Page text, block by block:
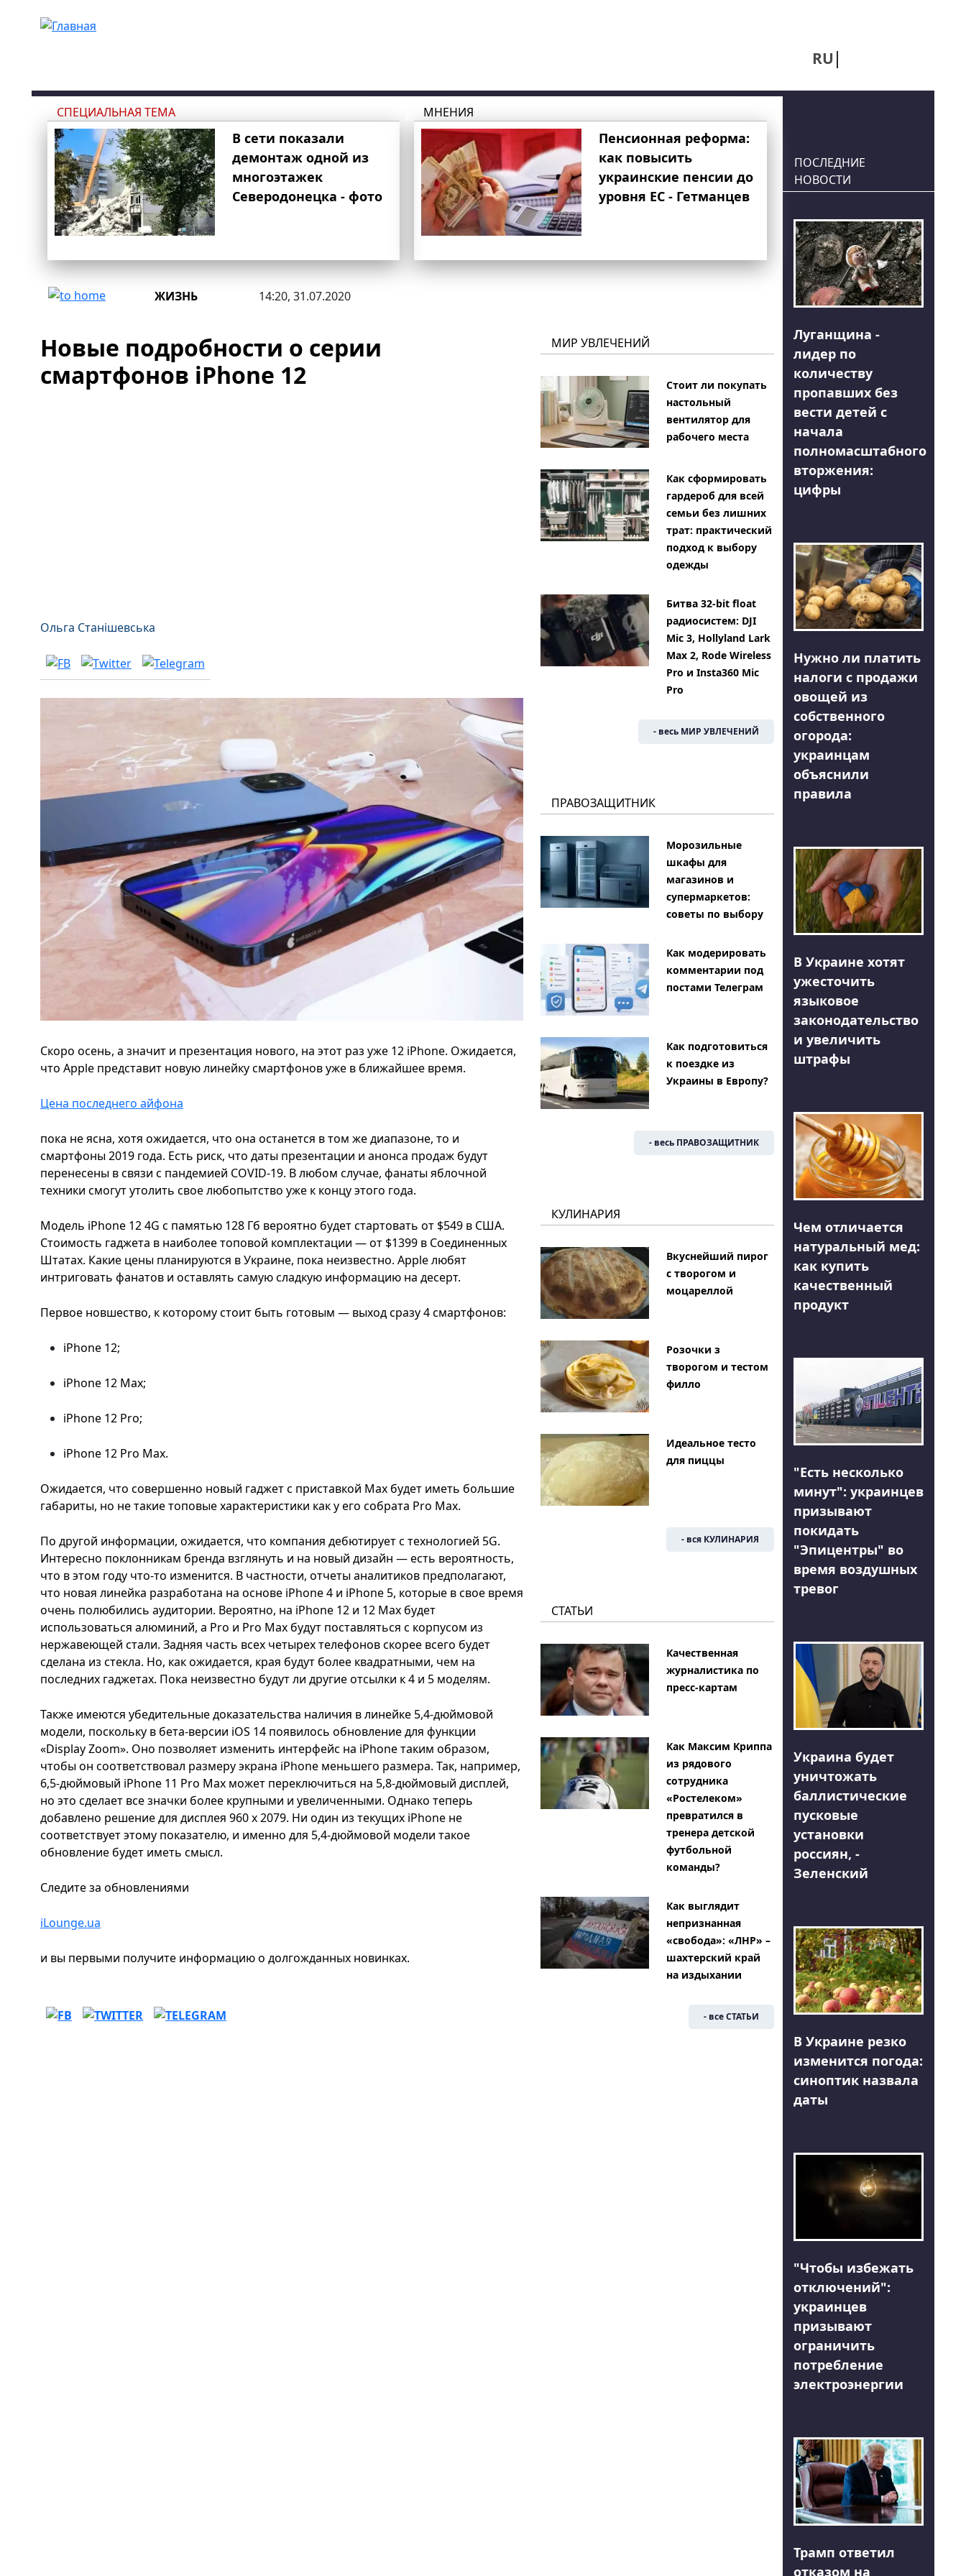
RU
СПЕЦИАЛЬНАЯ ТЕМА
В сети показали
демонтаж одной из
многоэтажек
Северодонецка - фото
МНЕНИЯ
Пенсионная реформа:
как повысить
украинские пенсии до
уровня ЕС - Гетманцев
ЖИЗНЬ 14:20, 31.07.2020
Новые подробности о серии
смартфонов iPhone 12
Ольга Станішевська
Скоро осень, а значит и презентация нового, на этот раз уже 12 iPhone. Ожидается,
что Apple представит новую линейку смартфонов уже в ближайшее время.
Цена последнего айфона
пока не ясна, хотя ожидается, что она останется в том же диапазоне, то и
смартфоны 2019 года. Есть риск, что даты презентации и анонса продаж будут
перенесены в связи с пандемией COVID-19. В любом случае, фанаты яблочной
техники смогут утолить свое любопытство уже к концу этого года.
Модель iPhone 12 4G с памятью 128 Гб вероятно будет стартовать от $549 в США.
Стоимость гаджета в наиболее топовой комплектации — от $1399 в Соединенных
Штатах. Какие цены планируются в Украине, пока неизвестно. Apple любят
интриговать фанатов и оставлять самую сладкую информацию на десерт.
Первое новшество, к которому стоит быть готовым — выход сразу 4 смартфонов:
iPhone 12;
iPhone 12 Max;
iPhone 12 Pro;
iPhone 12 Pro Max.
Ожидается, что совершенно новый гаджет с приставкой Max будет иметь большие
габариты, но не такие топовые характеристики как у его собрата Pro Max.
По другой информации, ожидается, что компания дебютирует с технологией 5G.
Интересно поклонникам бренда взглянуть и на новый дизайн — есть вероятность,
что в этом году что-то изменится. В частности, отчеты аналитиков предполагают,
что новая линейка разработана на основе iPhone 4 и iPhone 5, которые в свое время
очень полюбились аудитории. Вероятно, на iPhone 12 и 12 Max будет
использоваться алюминий, а Pro и Pro Max будут поставляться с корпусом из
нержавеющей стали. Задняя часть всех четырех телефонов скорее всего будет
сделана из стекла. Но, как ожидается, края будут более квадратными, чем на
последних гаджетах. Пока неизвестно будут ли другие отсылки к 4 и 5 моделям.
Также имеются убедительные доказательства наличия в линейке 5,4-дюймовой
модели, поскольку в бета-версии iOS 14 появилось обновление для функции
«Display Zoom». Оно позволяет изменить интерфейс на iPhone таким образом,
чтобы он соответствовал размеру экрана iPhone меньшего размера. Так, например,
6,5-дюймовый iPhone 11 Pro Max может переключиться на 5,8-дюймовый дисплей,
но это сделает все значки более крупными и увеличенными. Однако теперь
добавлено решение для дисплея 960 x 2079. Ни один из текущих iPhone не
соответствует этому показателю, и именно для 5,4-дюймовой модели такое
обновление будет иметь смысл.
Следите за обновлениями
iLounge.ua
и вы первыми получите информацию о долгожданных новинках.
МИР УВЛЕЧЕНИЙ
Стоит ли покупать
настольный
вентилятор для
рабочего места
Как сформировать
гардероб для всей
семьи без лишних
трат: практический
подход к выбору
одежды
Битва 32-bit float
радиосистем: DJI
Mic 3, Hollyland Lark
Max 2, Rode Wireless
Pro и Insta360 Mic
Pro
- весь МИР УВЛЕЧЕНИЙ
ПРАВОЗАЩИТНИК
Морозильные
шкафы для
магазинов и
супермаркетов:
советы по выбору
Как модерировать
комментарии под
постами Телеграм
Как подготовиться
к поездке из
Украины в Европу?
- весь ПРАВОЗАЩИТНИК
КУЛИНАРИЯ
Вкуснейший пирог
с творогом и
моцареллой
Розочки з
творогом и тестом
филло
Идеальное тесто
для пиццы
- вся КУЛИНАРИЯ
СТАТЬИ
Качественная
журналистика по
пресс-картам
Как Максим Криппа
из рядового
сотрудника
«Ростелеком»
превратился в
тренера детской
футбольной
команды?
Как выглядит
непризнанная
«свобода»: «ЛНР» –
шахтерский край
на издыхании
- все СТАТЬИ
ПОСЛЕДНИЕ
НОВОСТИ
Луганщина -
лидер по
количеству
пропавших без
вести детей с
начала
полномасштабного
вторжения:
цифры
Нужно ли платить
налоги с продажи
овощей из
собственного
огорода:
украинцам
объяснили
правила
В Украине хотят
ужесточить
языковое
законодательство
и увеличить
штрафы
Чем отличается
натуральный мед:
как купить
качественный
продукт
"Есть несколько
минут": украинцев
призывают
покидать
"Эпицентры" во
время воздушных
тревог
Украина будет
уничтожать
баллистические
пусковые
установки
россиян, -
Зеленский
В Украине резко
изменится погода:
синоптик назвала
даты
"Чтобы избежать
отключений":
украинцев
призывают
ограничить
потребление
электроэнергии
Трамп ответил
отказом на